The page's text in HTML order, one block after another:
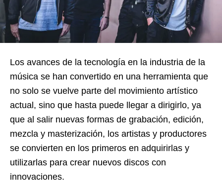
Los avances de la tecnología en la industria de la
música se han convertido en una herramienta que
no solo se vuelve parte del movimiento artístico
actual, sino que hasta puede llegar a dirigirlo, ya
que al salir nuevas formas de grabación, edición,
mezcla y masterización, los artistas y productores
se convierten en los primeros en adquirirlas y
utilizarlas para crear nuevos discos con
innovaciones.